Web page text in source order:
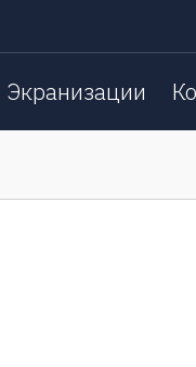
Экранизации